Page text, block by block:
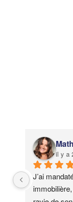
il y a
J’ai